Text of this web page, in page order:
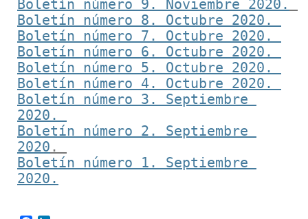
Boletín número 9. Noviembre 2020.
Boletín número 8. Octubre 2020.
Boletín número 7. Octubre 2020.
Boletín número 6. Octubre 2020.
Boletín número 5. Octubre 2020.
Boletín número 4. Octubre 2020.
Boletín número 3. Septiembre
2020.
Boletín número 2. Septiembre
2020 .
Boletín número 1. Septiembre
2020.